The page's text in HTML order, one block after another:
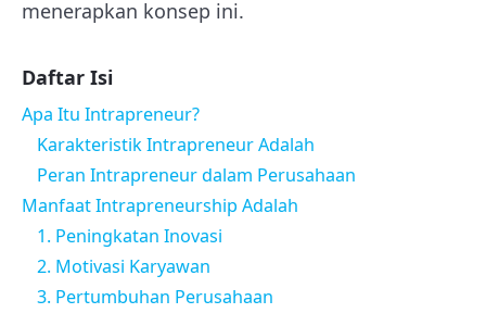
menerapkan konsep ini.
Daftar Isi
Apa Itu Intrapreneur?
Karakteristik Intrapreneur Adalah
Peran Intrapreneur dalam Perusahaan
Manfaat Intrapreneurship Adalah
1. Peningkatan Inovasi
2. Motivasi Karyawan
3. Pertumbuhan Perusahaan